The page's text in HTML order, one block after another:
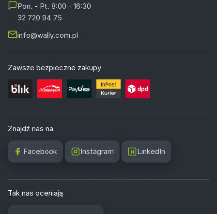
Pon. - Pt. 8:00 - 16:30
32 720 94 75
info@wally.com.pl
Zawsze bezpieczne zakupy
Znajdź nas na
Facebook Instagram LinkedIn
Tak nas oceniają